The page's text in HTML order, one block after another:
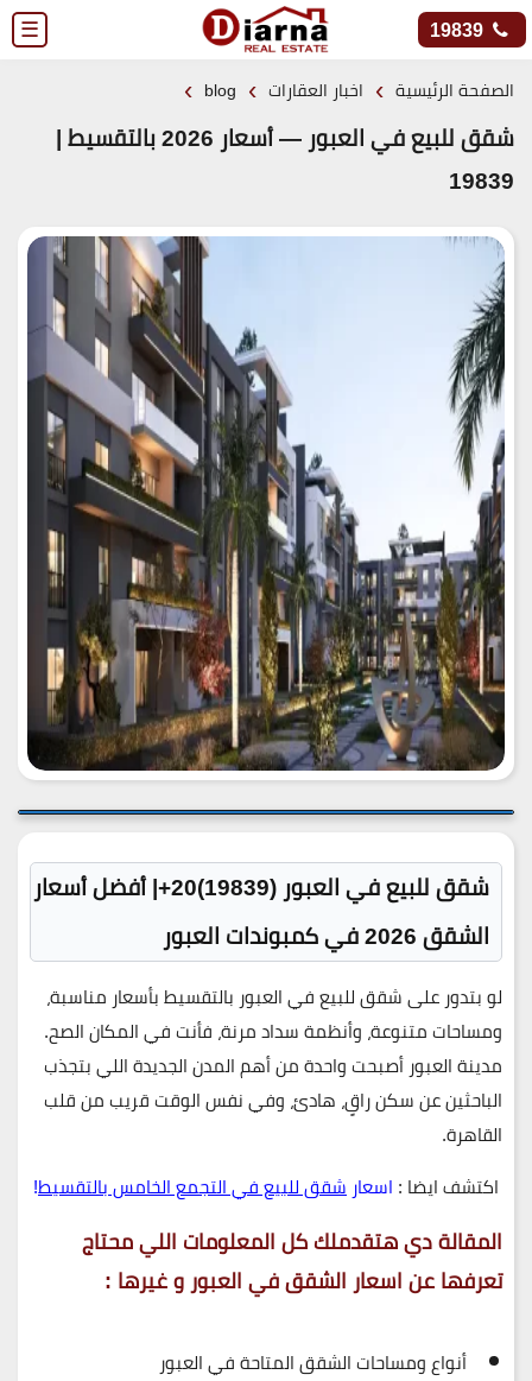
☰ 19839
الصفحة الرئيسية › اخبار العقارات ›
blog
›
شقق للبيع في العبور — أسعار 2026 بالتقسيط |
19839
شقق للبيع في العبور (19839)20+
| أفضل أسعار
الشقق 2026 في كمبوندات العبور
لو بتدور علىشقق للبيع في العبور بالتقسيطبأسعار مناسبة،
ومساحات متنوعة، وأنظمة سداد مرنة، فأنت في المكان الصح.
مدينة العبور أصبحت واحدة من أهم المدن الجديدة اللي بتجذب
الباحثين عن سكن راقٍ، هادئ، وفي نفس الوقت قريب من قلب
القاهرة.
اكتشف ايضا : اسعار شقق للبيع في التجمع الخامس بالتقسيط!
المقالة دي هتقدملك كل المعلومات اللي محتاج
تعرفها عن اسعار الشقق في العبور و غيرها :
أنواع ومساحات الشقق المتاحة في العبور